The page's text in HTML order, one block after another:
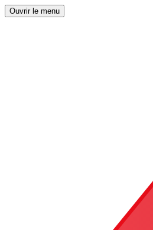
Ouvrir le menu